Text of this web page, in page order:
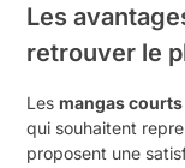
Les
retrouver le
Lesmangas courts
qui souhaitent
proposent une